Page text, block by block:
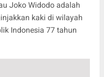
Joko Widodo adalah
kaki di wilayah
Indonesia 77 tahun